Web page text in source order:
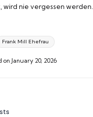
wird nie vergessen werden.
Frank Mill Ehefrau
January 20, 2026